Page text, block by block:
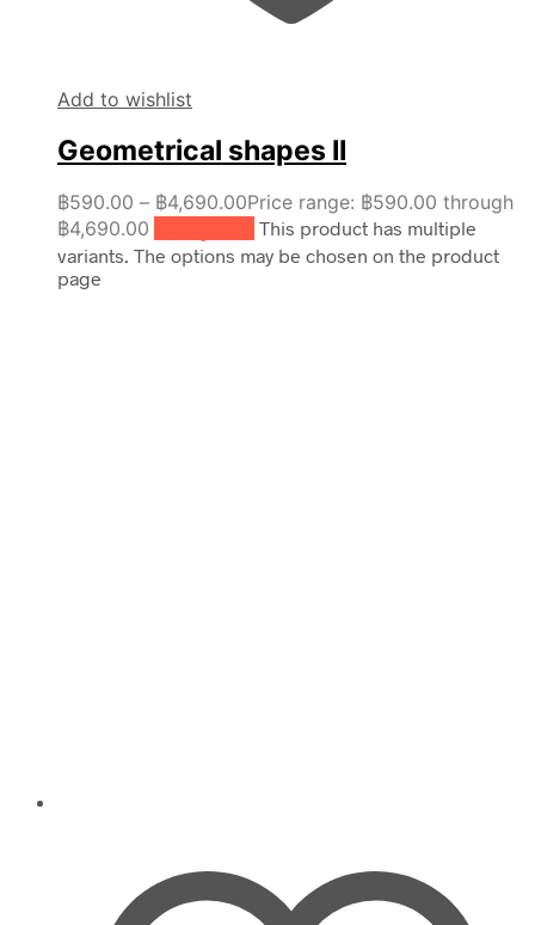
Add to wishlist
Geometrical shapes II
฿590.00 – ฿4,690.00Price range: ฿590.00 through
฿4,690.00
This product has multiple
variants. The options may be chosen on the product
page